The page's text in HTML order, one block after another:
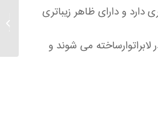
و دارای ظاهر زیباتری
می شوند و